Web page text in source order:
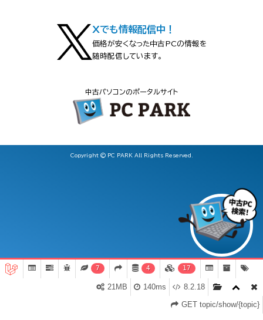
Xでも情報配信中！
価格が安くなった中古PCの情報を
随時配信しています。
中古パソコンのポータルサイト
Copyright © PC PARK All Rights Reserved.
7 4 17
8.2.18
140ms
21MB
GET topic/show/{topic}